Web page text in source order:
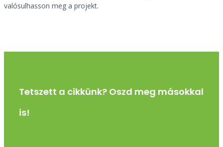
valósulhasson meg a projekt.
Tetszett a cikkünk? Oszd meg másokkal
is!